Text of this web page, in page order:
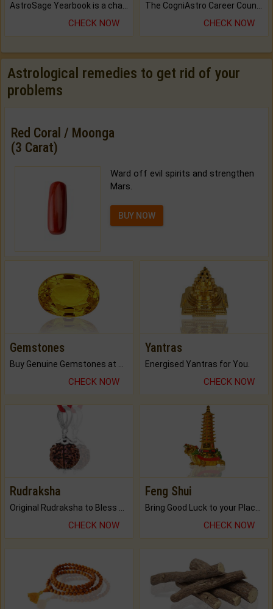
AstroSage Yearbook is a channel to fulfill your dreams and destiny.
CHECK NOW
The CogniAstro Career Counselling Report is the most comprehensive report available on this topic.
CHECK NOW
Astrological remedies to get rid of your
problems
Red Coral / Moonga
(3 Carat)
Ward off evil spirits and strengthen
Mars.
BUY NOW
Gemstones
CHECK NOW
Yantras
Energised Yantras for You.
CHECK NOW
Rudraksha
CHECK NOW
Feng Shui
CHECK NOW